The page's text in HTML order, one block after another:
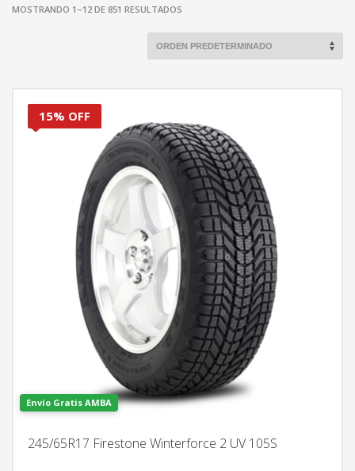
MOSTRANDO 1–12 DE 851 RESULTADOS
15% OFF
Envío Gratis AMBA
245/65R17 Firestone Winterforce 2 UV 105S